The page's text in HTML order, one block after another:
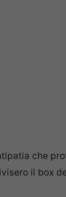
che
il box